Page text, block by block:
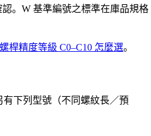
。W 基準編號之標準在庫品規格
桿精度等級 C0–C10 怎麼選。
有下列型號（不同螺紋長／預